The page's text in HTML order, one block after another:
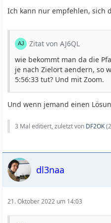
Ich kann nur empfehlen, sich
Zitat von AJ6QL
wie bekommt man da die
je nach Zielort aendern, so
5:56:33 tut? Und mit Zoom.
Und wenn jemand einen
3 Mal editiert, zuletzt von DF2OK(
dl3naa
21. Oktober 2022 um 14:03